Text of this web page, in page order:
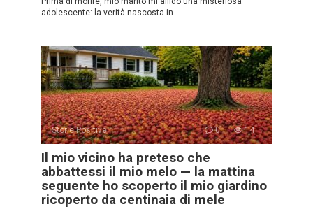
adolescente: la verità nascosta in
Storie Positive 0 14
Il mio vicino ha preteso che
abbattessi il mio melo — la mattina
seguente ho scoperto il mio giardino
ricoperto da centinaia di mele